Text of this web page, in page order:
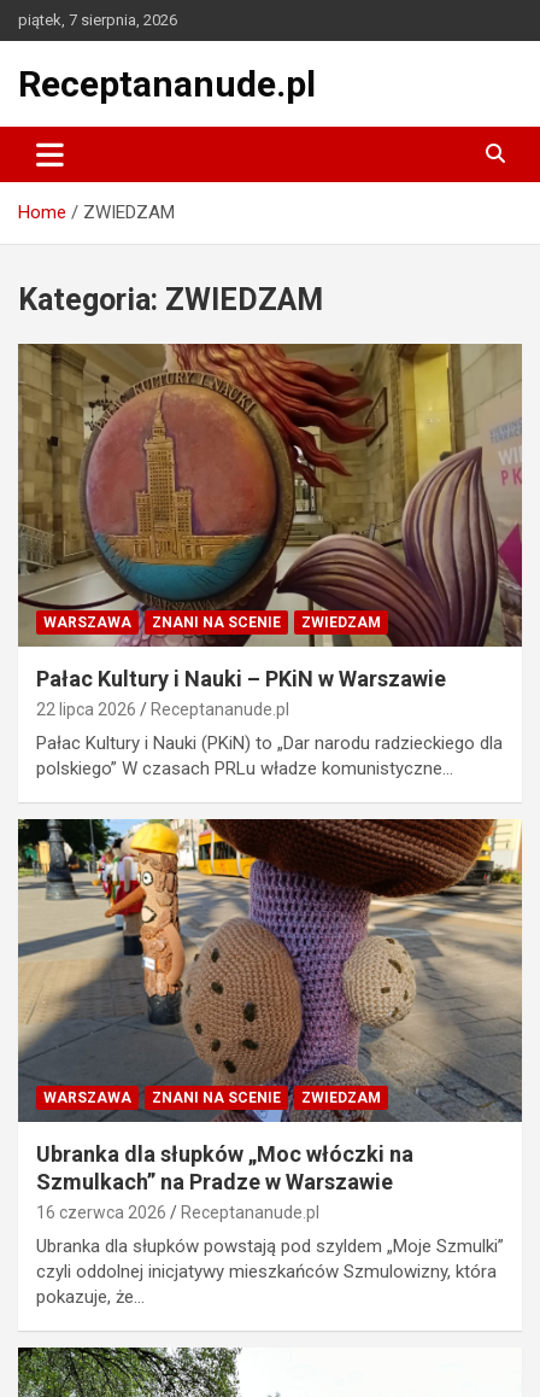
Skip
to
piątek, 7 sierpnia, 2026
Receptananude.pl
Home ZWIEDZAM
Kategoria: ZWIEDZAM
WARSZAWA ZNANI NA SCENIE ZWIEDZAM
Pałac Kultury i Nauki – PKiN w Warszawie
22 lipca 2026 Receptananude.pl
Pałac Kultury i Nauki (PKiN) to „Dar narodu radzieckiego dla
polskiego” W czasach PRLu władze komunistyczne…
WARSZAWA ZNANI NA SCENIE ZWIEDZAM
Ubranka dla słupków „Moc włóczki na
Szmulkach” na Pradze w Warszawie
16 czerwca 2026 Receptananude.pl
Ubranka dla słupków powstają pod szyldem „Moje Szmulki”
czyli oddolnej inicjatywy mieszkańców Szmulowizny, która
pokazuje, że…